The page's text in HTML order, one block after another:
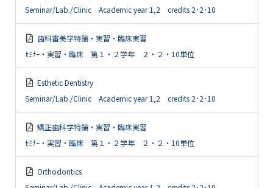
Seminar/Lab./Clinic Academic year 1,2 credits 2･2･10
歯科審美学特論・実習・臨床実習
ｾﾐﾅｰ・実習・臨床 第１・２学年 ２・２・10単位
Esthetic Dentistry
Seminar/Lab./Clinic Academic year 1,2 credits 2･2･10
矯正歯科学特論・実習・臨床実習
ｾﾐﾅｰ・実習・臨床 第１・２学年 ２・２・10単位
Orthodontics